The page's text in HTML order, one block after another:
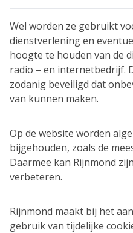
Wel worden ze gebruikt
dienstverlening en
hoogte te houden van de
radio – en internetbedrijf.
zodanig beveiligd dat
van kunnen maken.
Op de website worden
bijgehouden, zoals de
Daarmee kan Rijnmond
verbeteren.
Rijnmond maakt bij het
gebruik van tijdelijke